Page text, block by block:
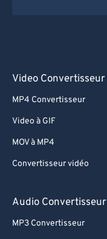
Video Convertisseur
MP4 Convertisseur
Video à GIF
MOV à MP4
Convertisseur vidéo
Audio Convertisseur
MP3 Convertisseur